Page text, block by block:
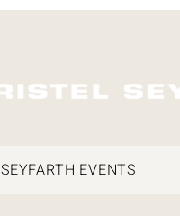
SEYFARTH EVENTS